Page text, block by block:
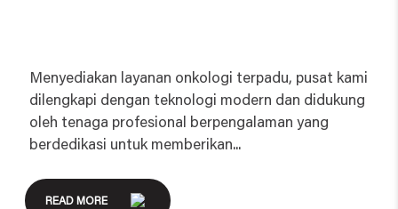
Menyediakan layanan onkologi terpadu, pusat kami
dilengkapi dengan teknologi modern dan didukung
oleh tenaga profesional berpengalaman yang
berdedikasi untuk memberikan...
READ MORE